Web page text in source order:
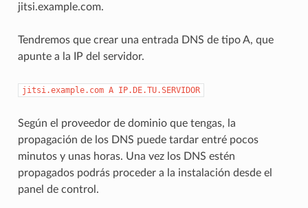
jitsi.example.com.
Tendremos que crear una entrada DNS de tipo A, que
apunte a la IP del servidor.
jitsi.example.com A IP.DE.TU.SERVIDOR
Según el proveedor de dominio que tengas, la
propagación de los DNS puede tardar entré pocos
minutos y unas horas. Una vez los DNS estén
propagados podrás proceder a la instalación desde el
panel de control.